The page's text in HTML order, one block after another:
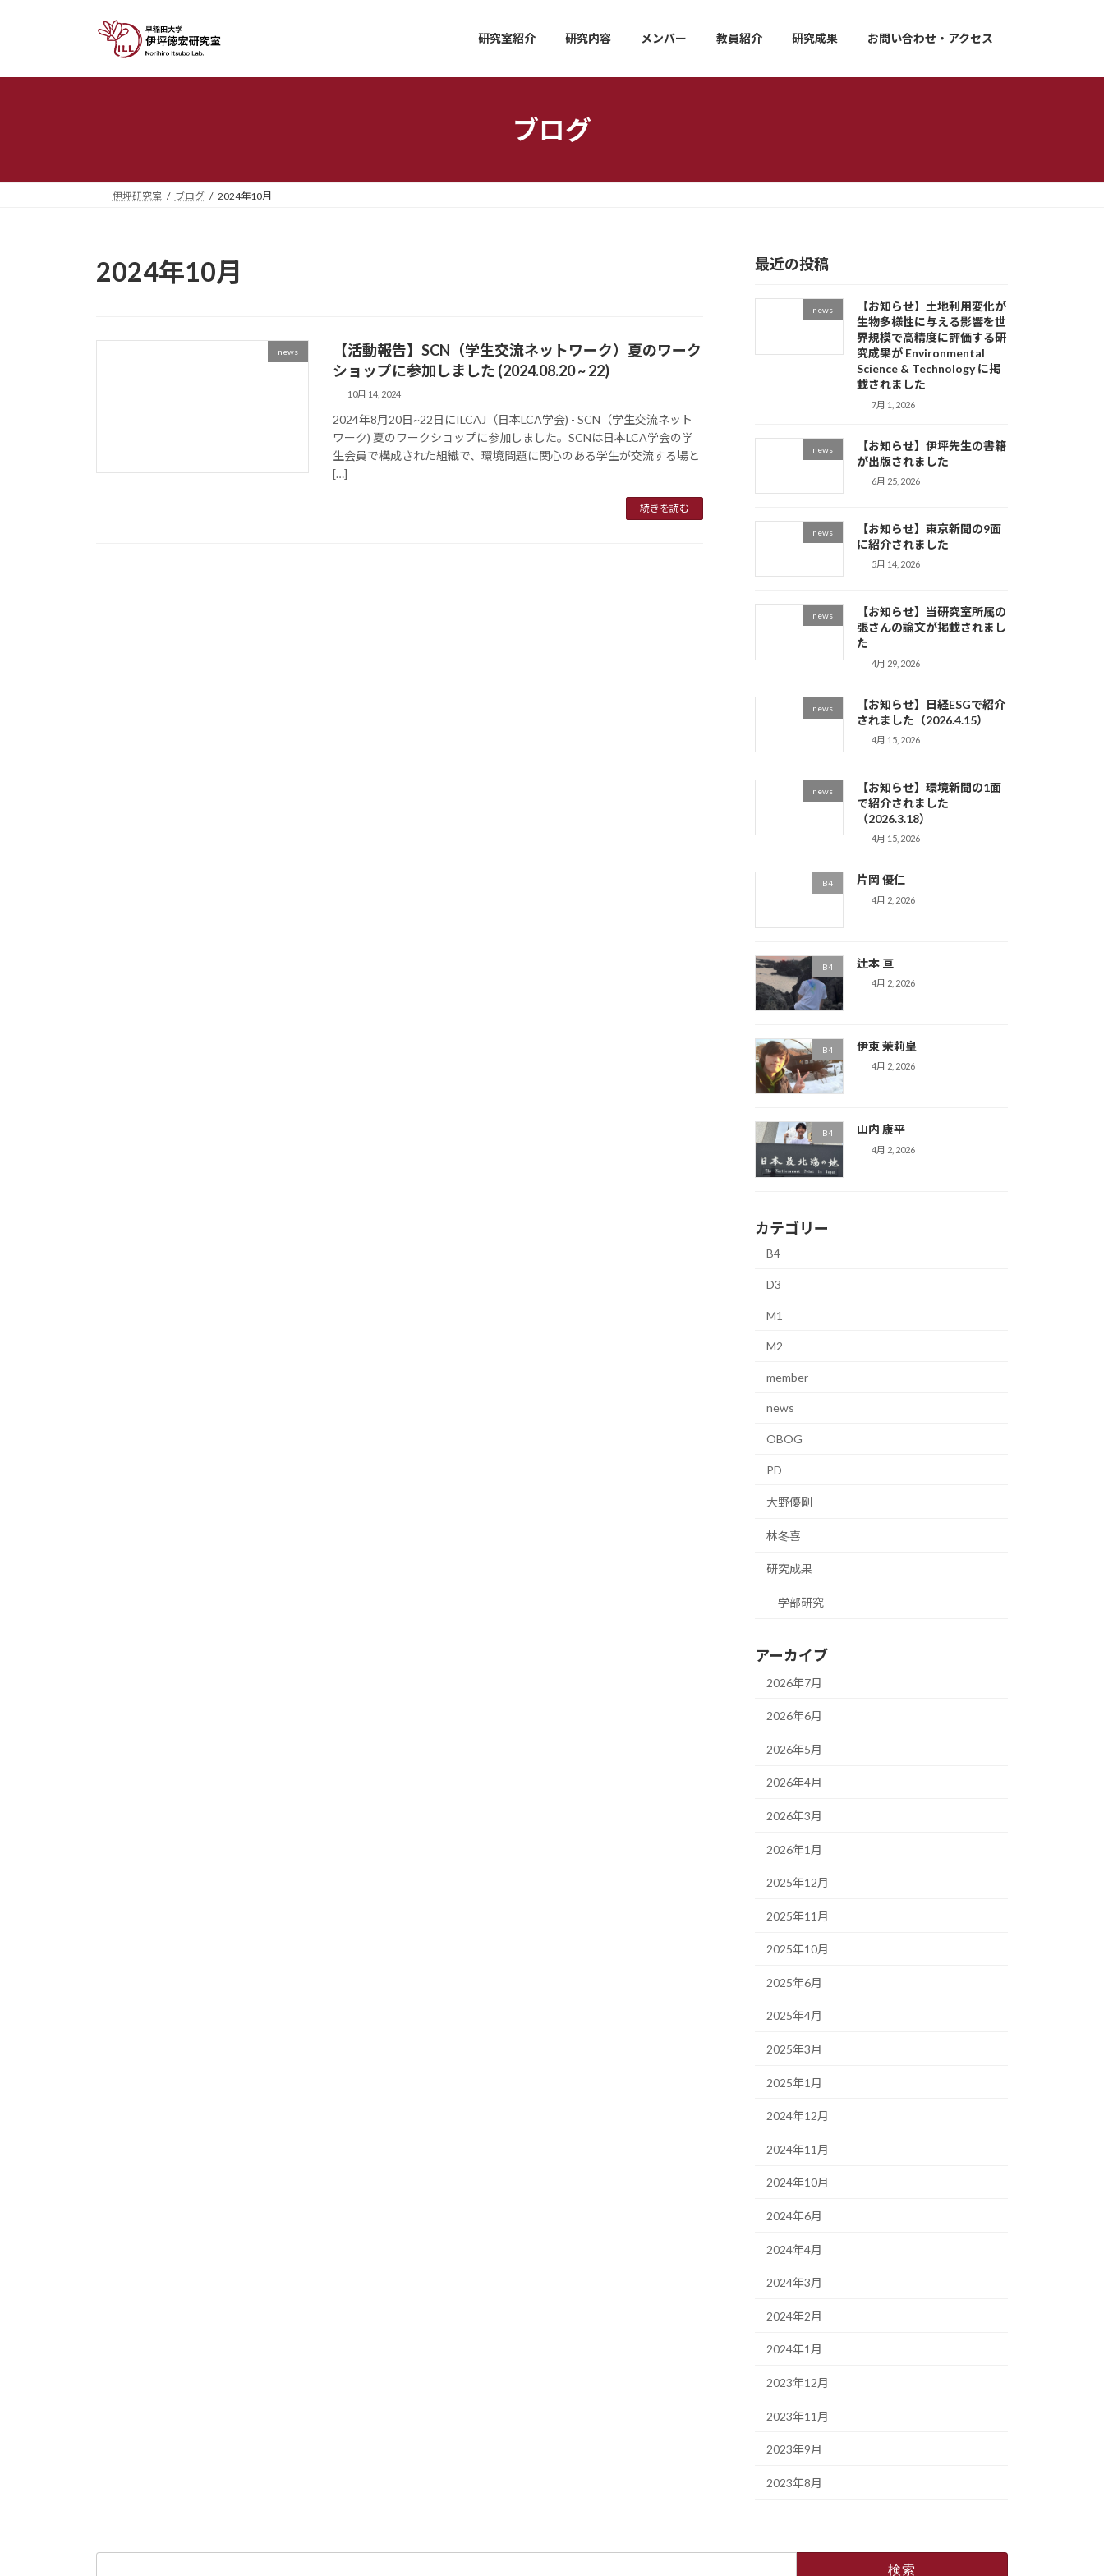
プ
動
研究室紹介 研究内容 メンバー 教員紹介 研究成果 お問い合わせ・アクセス
ブログ
伊坪研究室 ブログ 2024年10月
2024年10月
news
【活動報告】SCN（学生交流ネットワーク）夏のワーク
ショップに参加しました (2024.08.20 ~ 22)
10月 14, 2024
2024年8月20日~22日にILCAJ（日本LCA学会) - SCN（学生交流ネット
ワーク) 夏のワークショップに参加しました。SCNは日本LCA学会の学
生会員で構成された組織で、環境問題に関心のある学生が交流する場と
[…]
続きを読む
最近の投稿
news
【お知らせ】土地利用変化が
生物多様性に与える影響を世
界規模で高精度に評価する研
究成果が Environmental
Science & Technology に掲
載されました
7月 1, 2026
news
【お知らせ】伊坪先生の書籍
が出版されました
6月 25, 2026
news
【お知らせ】東京新聞の9面
に紹介されました
5月 14, 2026
news
【お知らせ】当研究室所属の
張さんの論文が掲載されまし
た
4月 29, 2026
news
【お知らせ】日経ESGで紹介
されました（2026.4.15）
4月 15, 2026
news
【お知らせ】環境新聞の1面
で紹介されました
（2026.3.18）
4月 15, 2026
B4 片岡 優仁
4月 2, 2026
B4 辻本 亘
4月 2, 2026
B4 伊東 茉莉皇
4月 2, 2026
B4 山内 康平
4月 2, 2026
カテゴリー
B4
D3
M1
M2
member
news
OBOG
PD
大野優剛
林冬喜
研究成果
学部研究
アーカイブ
2026年7月
2026年6月
2026年5月
2026年4月
2026年3月
2026年1月
2025年12月
2025年11月
2025年10月
2025年6月
2025年4月
2025年3月
2025年1月
2024年12月
2024年11月
2024年10月
2024年6月
2024年4月
2024年3月
2024年2月
2024年1月
2023年12月
2023年11月
2023年9月
2023年8月